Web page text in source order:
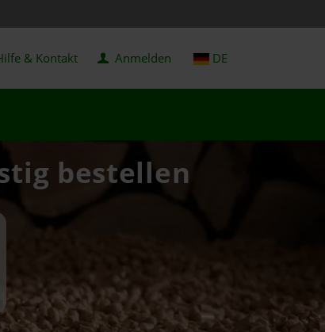
& Kontakt Anmelden DE
bestellen